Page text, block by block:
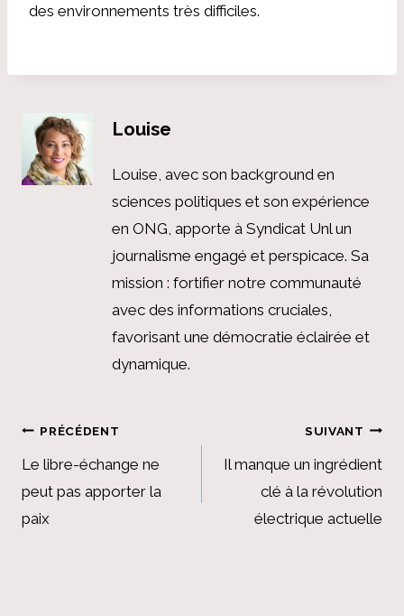
des environnements très difficiles.
Louise
Louise, avec son background en
sciences politiques et son expérience
en ONG, apporte à Syndicat Unl un
journalisme engagé et perspicace. Sa
mission : fortifier notre communauté
avec des informations cruciales,
favorisant une démocratie éclairée et
dynamique.
Navigation
de
l’article
PRÉCÉDENT
Le libre-échange ne
peut pas apporter la
paix
SUIVANT
Il manque un ingrédient
clé à la révolution
électrique actuelle